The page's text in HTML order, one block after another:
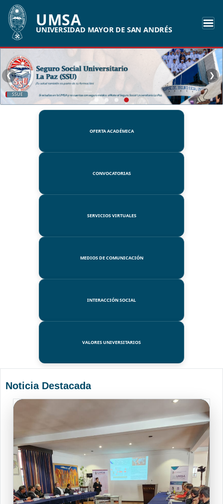
UMSA
UNIVERSIDAD MAYOR DE SAN ANDRÉS
SSUE
❮ ❯
OFERTA ACADÉMICA
CONVOCATORIAS
SERVICIOS VIRTUALES
MEDIOS DE COMUNICACIÓN
INTERACCIÓN SOCIAL
VALORES UNIVERSITARIOS
Noticia Destacada